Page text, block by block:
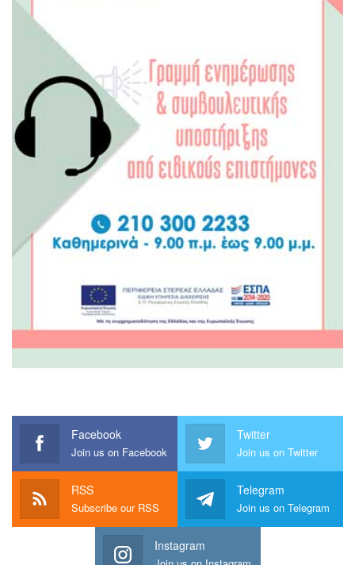
Facebook
Join us on Facebook
Twitter
Join us on Twitter
RSS
Subscribe our RSS
Telegram
Join us on Telegram
Instagram